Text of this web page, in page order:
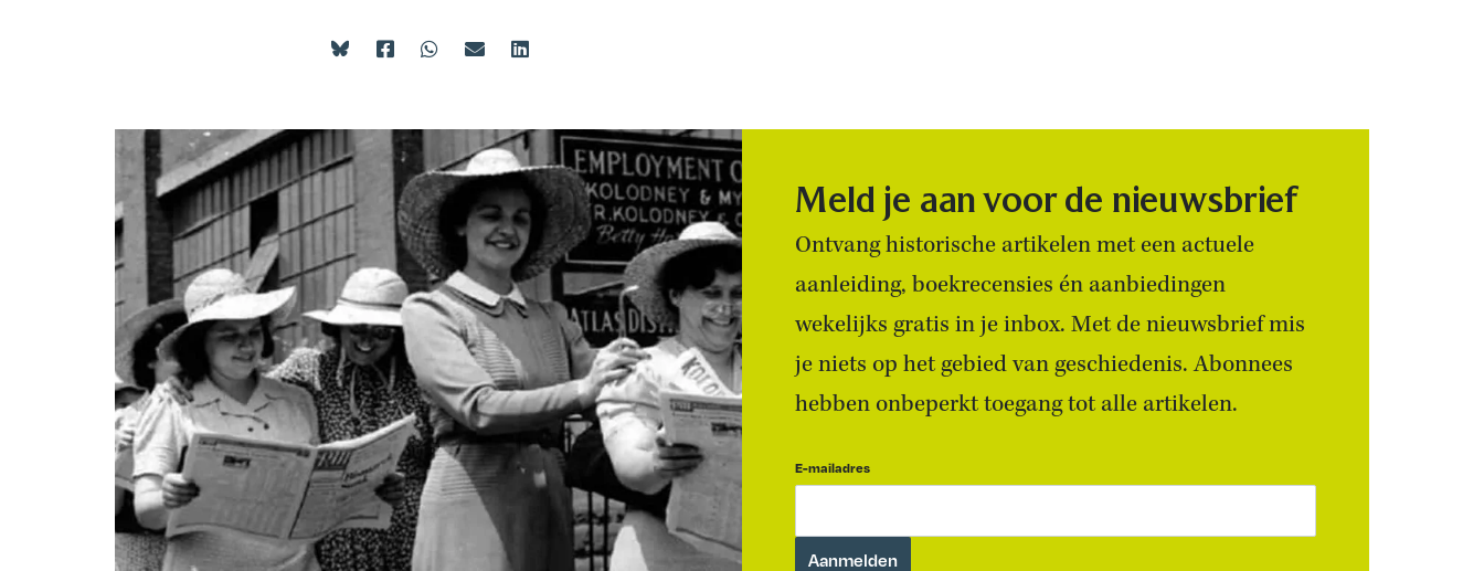
Meld je aan voor de nieuwsbrief
Ontvang historische artikelen met een actuele
aanleiding, boekrecensies én aanbiedingen
wekelijks gratis in je inbox. Met de nieuwsbrief mis
je niets op het gebied van geschiedenis. Abonnees
hebben onbeperkt toegang tot alle artikelen.
E-mailadres